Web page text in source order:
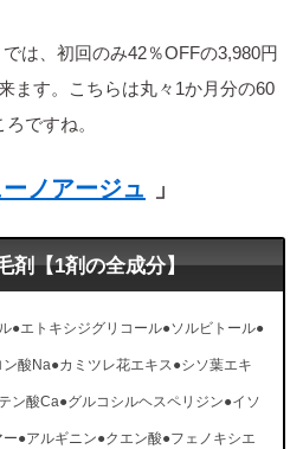
は、初回のみ42％OFFの3,980円
ます。こちらは丸々1か月分の60
ですね。
ーノアージュ 」
剤【1剤の全成分】
●エトキシジグリコール●ソルビトール●
酸Na●カミツレ花エキス●シソ葉エキ
ン酸Ca●グルコシルヘスペリジン●イソ
●アルギニン●クエン酸●フェノキシエ